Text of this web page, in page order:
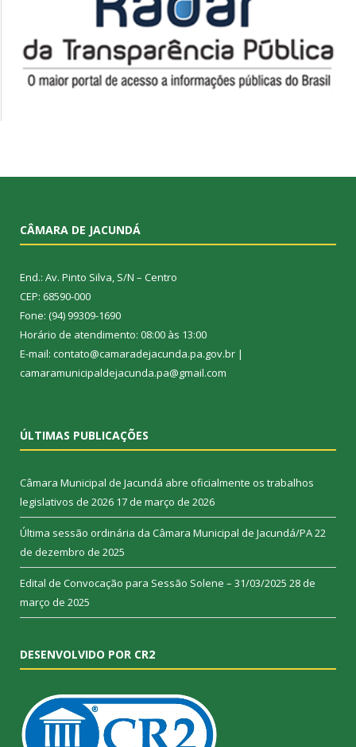
CÂMARA DE JACUNDÁ
End.: Av. Pinto Silva, S/N – Centro
CEP: 68590-000
Fone: (94) 99309-1690
Horário de atendimento: 08:00 às 13:00
E-mail: contato@camaradejacunda.pa.gov.br |
camaramunicipaldejacunda.pa@gmail.com
ÚLTIMAS PUBLICAÇÕES
Câmara Municipal de Jacundá abre oficialmente os trabalhos
legislativos de 2026 17 de março de 2026
Última sessão ordinária da Câmara Municipal de Jacundá/PA22
de dezembro de 2025
Edital de Convocação para Sessão Solene – 31/03/2025 28 de
março de 2025
DESENVOLVIDO POR CR2